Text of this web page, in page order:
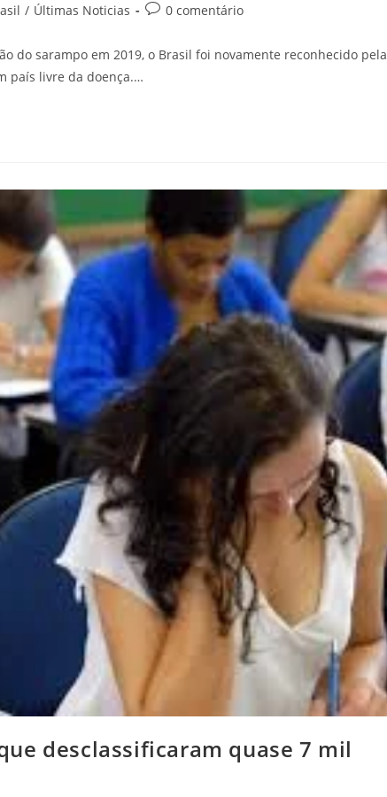
/ Últimas Noticias 0 comentário
do sarampo em 2019, o Brasil foi novamente reconhecido pela
país livre da doença.…
desclassificaram quase 7 mil